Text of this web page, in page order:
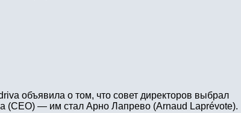
объявила о том, что совет директоров выбрал
(CEO) — им стал Арно Лапрево (Arnaud Laprévote).